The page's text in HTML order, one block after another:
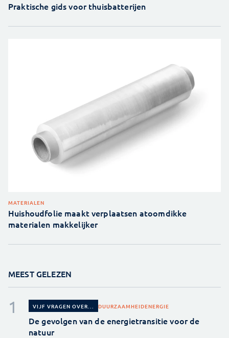
Praktische gids voor thuisbatterijen
MATERIALEN
Huishoudfolie maakt verplaatsen atoomdikke
materialen makkelijker
MEEST GELEZEN
VIJF VRAGEN OVER... DUURZAAMHEIDENERGIE
De gevolgen van de energietransitie voor de
natuur